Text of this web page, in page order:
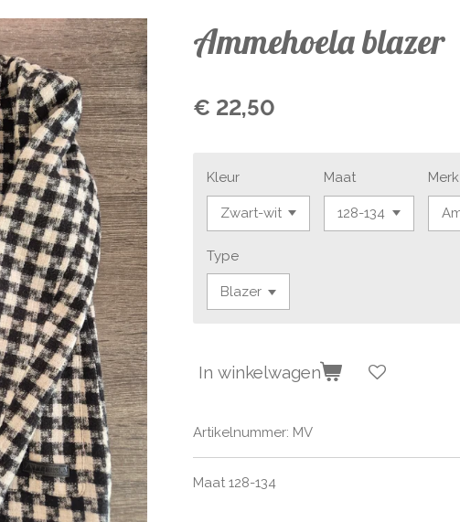
Ammehoela blazer
€ 22,50
Kleur Maat Merk
Type
In winkelwagen
Artikelnummer: MV
Maat 128-134